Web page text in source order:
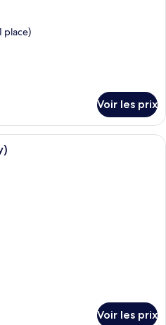
place)
Voir les prix
Une chambre à coucher moderne,
Voir les prix